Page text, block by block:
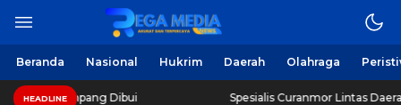
Beranda Nasional Hukrim Daerah Olahraga
HEADLINE
Dibui Spesialis Curanmor Lintas Daerah Diringkus